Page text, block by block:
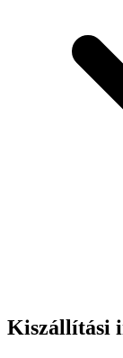
Kiszállítási